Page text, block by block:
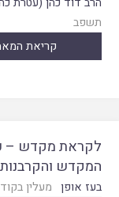
תשפב
קריאת
לקראת מקדש –
המקדש
בעז אופן מעלין